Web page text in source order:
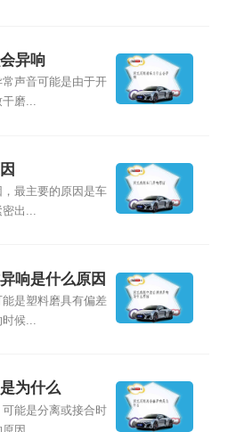
异响
声音可能是由于开
干磨...
最主要的原因是车
密出...
响是什么原因
是塑料磨具有偏差
时候...
为什么
能是分离或接合时